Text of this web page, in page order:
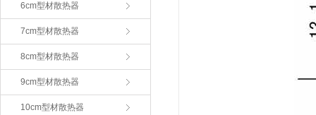
6cm型材散热器
7cm型材散热器
8cm型材散热器
9cm型材散热器
10cm型材散热器